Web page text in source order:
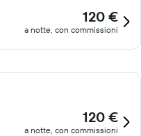
120 €
a notte, con commissioni
120 €
a notte, con commissioni